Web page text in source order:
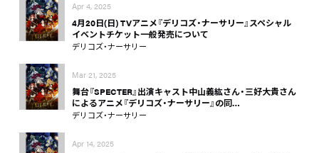
Apr 4, 2025
4月20日(日) TVアニメ『デリコズ・ナーサリー』スペシャル
イベントチケット一般発売について
デリコズ・ナーサリー
Mar 21, 2025
舞台『SPECTER』出演キャスト中山義紘さん・三好大貴さん
によるアニメ『デリコズ・ナーサリー』の同…
デリコズ・ナーサリー
Apr 14, 2025